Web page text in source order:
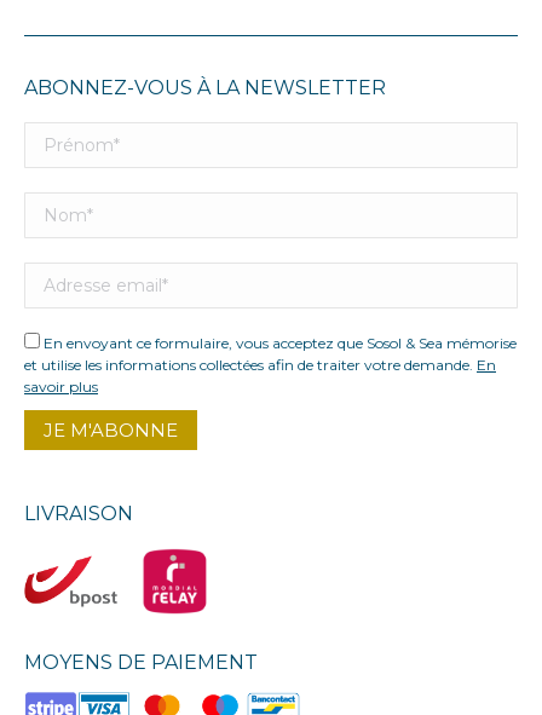
ABONNEZ-VOUS À LA NEWSLETTER
En envoyant ce formulaire, vous acceptez que Sosol & Sea mémorise
et utilise les informations collectées afin de traiter votre demande. En
savoir plus
LIVRAISON
MOYENS DE PAIEMENT